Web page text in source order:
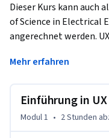
Dieser Kurs kann auch
of Science in Electrical
angerechnet werden.
Interface Design (EID)
Graduate Embedded
Dieser erste Kurs
Benutzererfahrung
Mehr erfahren
Einführung in
Modul 1 • 2 Stunden